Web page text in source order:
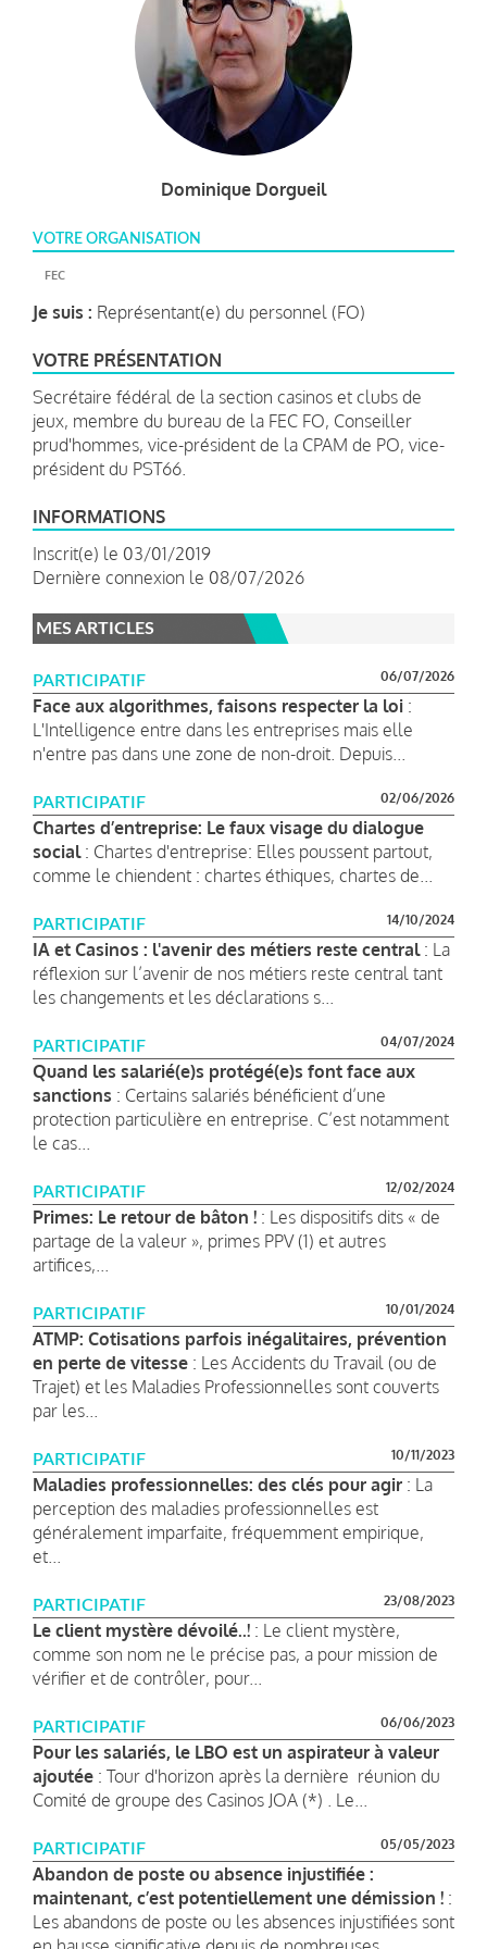
Dominique Dorgueil
VOTRE ORGANISATION
FEC
Je suis : Représentant(e) du personnel (FO)
VOTRE PRÉSENTATION
Secrétaire fédéral de la section casinos et clubs de
jeux, membre du bureau de la FEC FO, Conseiller
prud'hommes, vice-président de la CPAM de PO, vice-
président du PST66.
INFORMATIONS
Inscrit(e) le 03/01/2019
Dernière connexion le 08/07/2026
MES ARTICLES
PARTICIPATIF 06/07/2026
Face aux algorithmes, faisons respecter la loi :
L'Intelligence entre dans les entreprises mais elle
n'entre pas dans une zone de non-droit. Depuis...
PARTICIPATIF 02/06/2026
Chartes d’entreprise: Le faux visage du dialogue
social: Chartes d'entreprise: Elles poussent partout,
comme le chiendent : chartes éthiques, chartes de...
PARTICIPATIF 14/10/2024
IA et Casinos : l'avenir des métiers reste central : La
réflexion sur l’avenir de nos métiers reste central tant
les changements et les déclarations s...
PARTICIPATIF 04/07/2024
Quand les salarié(e)s protégé(e)s font face aux
sanctions : Certains salariés bénéficient d’une
protection particulière en entreprise. C’est notamment
le cas...
PARTICIPATIF 12/02/2024
Primes: Le retour de bâton ! : Les dispositifs dits « de
partage de la valeur », primes PPV (1) et autres
artifices,...
PARTICIPATIF 10/01/2024
ATMP: Cotisations parfois inégalitaires, prévention
en perte de vitesse : Les Accidents du Travail (ou de
Trajet) et les Maladies Professionnelles sont couverts
par les...
PARTICIPATIF 10/11/2023
Maladies professionnelles: des clés pour agir : La
perception des maladies professionnelles est
généralement imparfaite, fréquemment empirique,
et...
PARTICIPATIF 23/08/2023
Le client mystère dévoilé..! : Le client mystère,
comme son nom ne le précise pas, a pour mission de
vérifier et de contrôler, pour...
PARTICIPATIF 06/06/2023
Pour les salariés, le LBO est un aspirateur à valeur
ajoutée : Tour d'horizon après la dernière réunion du
Comité de groupe des Casinos JOA (*) . Le...
PARTICIPATIF 05/05/2023
Abandon de poste ou absence injustifiée :
maintenant, c’est potentiellement une démission ! :
Les abandons de poste ou les absences injustifiées sont